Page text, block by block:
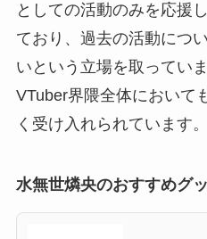
としての活動のみを応援
ており、過去の活動につ
いという立場を取ってい
VTuber界隈全体において
く受け入れられています。
水無世燐央のおすすめグ